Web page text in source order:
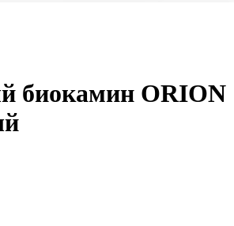
биокамин ORION